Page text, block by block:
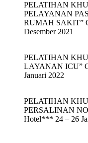
PELATIHAN
PELAYANAN
RUMAH SAKIT”
Desember 2021
PELATIHAN
LAYANAN ICU”
Januari 2022
PELATIHAN
PERSALINAN
Hotel*** 24 – 26